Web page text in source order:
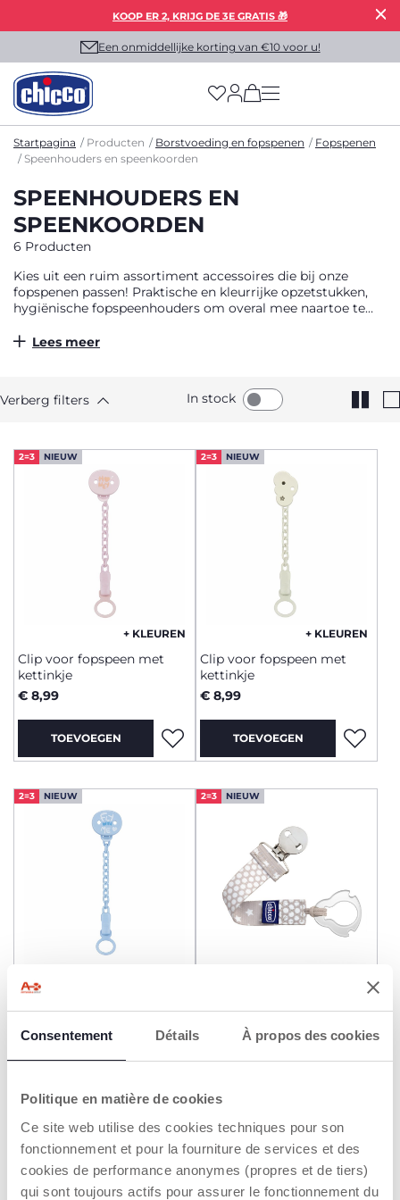
Consentement Détails À propos des cookies
Politique en matière de cookies
Ce site web utilise des cookies techniques pour son
fonctionnement et pour la fourniture de services et des
cookies de performance anonymes (propres et de tiers)
qui sont toujours actifs pour assurer le fonctionnement du
KOOP ER 2, KRIJG DE 3E GRATIS 🎁
Een onmiddellijke korting van €10 voor u!
(has more options
Startpagina Producten Borstvoeding en fopspenen
Fopspenen
Speenhouders en speenkoorden
SPEENHOUDERS EN
SPEENKOORDEN
6 Producten
Kies uit een ruim assortiment accessoires die bij onze
fopspenen passen! Praktische en kleurrijke opzetstukken,
hygiënische fopspeenhouders om overal mee naartoe te
Lees meer
Verberg filters In stock
2=3 NIEUW
+ KLEUREN
Clip voor fopspeen met
kettinkje
€ 8,99
TOEVOEGEN
2=3 NIEUW
+ KLEUREN
Clip voor fopspeen met
kettinkje
€ 8,99
TOEVOEGEN
2=3 NIEUW
Clip voor fopspeen met
kettinkje
€ 8,99
2=3 NIEUW
2=3 NIEUW 2=3 NIEUW